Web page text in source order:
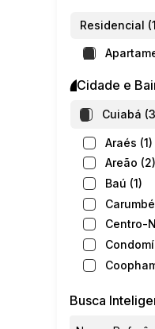
Residencial
Cidade e
Cuiabá
Araés (1)
Areão (2)
Baú (1)
Centro-
Dom
Jardim
Busca